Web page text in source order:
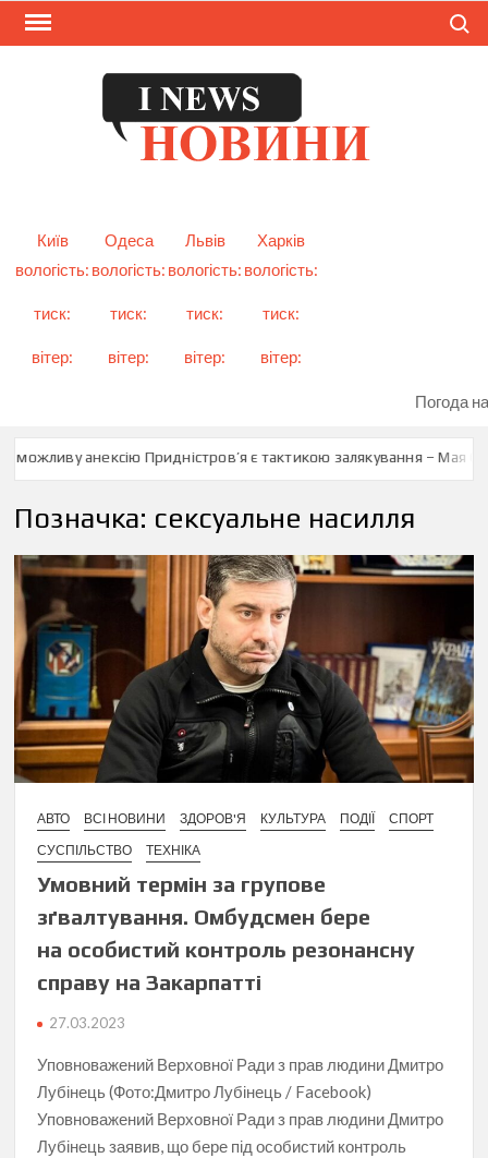
Skip
Київ
Одеса Львів
Харків
вологість:
тиск:
вітер:
вологість:
тиск:
вітер:
вологість:
тиск:
вітер:
вологість:
тиск:
вітер:
Погода
можливу анексію Придністров’я є тактикою залякування – Мая
Позначка: сексуальне насилля
АВТО ВСІ НОВИНИ ЗДОРОВ'Я КУЛЬТУРА ПОДІЇ
СПОРТ
СУСПІЛЬСТВО
ТЕХНІКА
Умовний термін за групове
зґвалтування. Омбудсмен бере
на особистий контроль резонансну
справу на Закарпатті
27.03.2023
Уповноважений Верховної Ради з прав людини Дмитро
Лубінець (Фото:Дмитро Лубінець / Facebook)
Уповноважений Верховної Ради з прав людини Дмитро
Лубінець заявив, що бере під особистий контроль